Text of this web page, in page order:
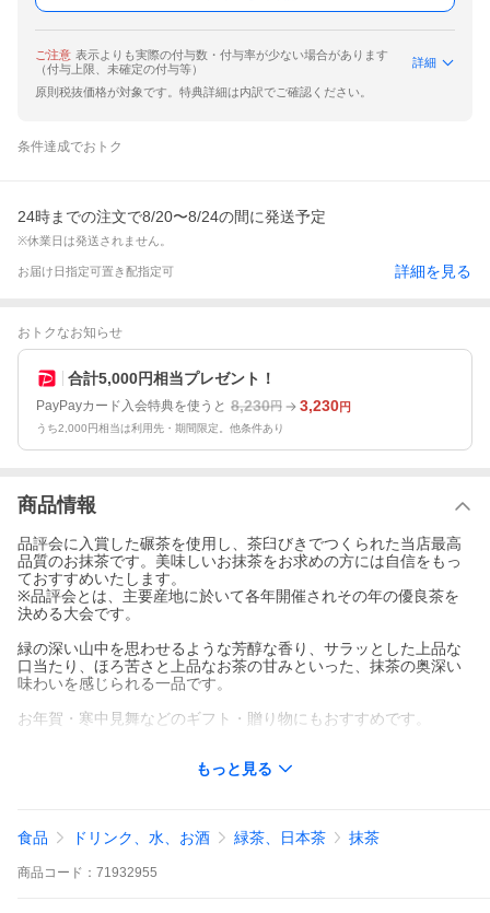
ご注意 表示よりも実際の付与数・付与率が少ない場合があります
（付与上限、未確定の付与等）
詳細
原則税抜価格が対象です。特典詳細は内訳でご確認ください。
条件達成でおトク
24時までの注文で8/20〜8/24の間に発送予定
※休業日は発送されません。
お届け日指定可置き配指定可 詳細を見る
おトクなお知らせ
合計5,000円相当プレゼント！
PayPayカード入会特典を使うと 8,230円 3,230円
うち2,000円相当は利用先・期間限定。他条件あり
商品情報
品評会に入賞した碾茶を使用し、茶臼びきでつくられた当店最高
品質のお抹茶です。美味しいお抹茶をお求めの方には自信をもっ
ておすすめいたします。
※品評会とは、主要産地に於いて各年開催されその年の優良茶を
決める大会です。
緑の深い山中を思わせるような芳醇な香り、サラッとした上品な
口当たり、ほろ苦さと上品なお茶の甘みといった、抹茶の奥深い
味わいを感じられる一品です。
お年賀・寒中見舞などのギフト・贈り物にもおすすめです。
さい。
開封後はなるべく早くお召し上がり下さい。
もっと見る
食品 ドリンク、水、お酒 緑茶、日本茶 抹茶
商品 コード： 71932955